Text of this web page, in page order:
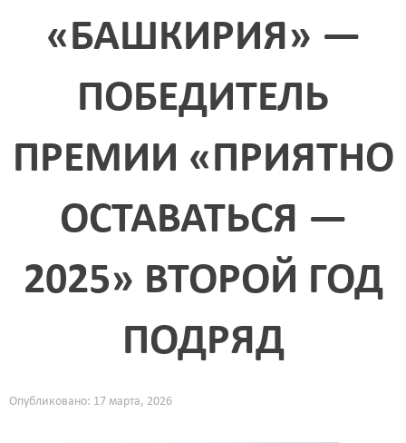
«БАШКИРИЯ» —
ПОБЕДИТЕЛЬ
ПРЕМИИ «ПРИЯТНО
ОСТАВАТЬСЯ —
2025» ВТОРОЙ ГОД
ПОДРЯД
Опубликовано: 17 марта, 2026